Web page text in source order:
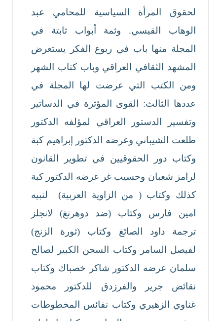
لحقوق المرأة السياسية للمحامي عبد
الوهاب القيسي. وثمة أبواب ثابتة في
المجلة منها باب في ربوع الفكر يستعرض
المشهد الثقافي العراقي وباب كتاب الشهر
ومن الكتب التي عرضت لها المجلة في
عددها الثالث: القوى المؤثرة في الدساتير
وتفسير الدستور العراقي لمؤلفه الدكتور
طلعت الشيباني وعرضه الدكتور إبراهيم كبة
وكتاب دور الحقوقيين في تطوير القانون
لرامز شعبان وحسيب غر عرضه الدكتور كبة
كذلك وكتاب ( من الزاوية العربية) لنبيه
امين فارس وكتاب (ضد دوهرنغ) لانجلز
ترجمة داود الصائغ وكتاب (ثورة الزنج)
لفيصل السامر وكتاب السجن الكبير لصالح
سلمان عرضه الدكتور شاكر خصباك وكتاب
نقائض جرير والفرزدق للدكتور محمود
غناوي الزهيري وكتاب نفائس المخطوطات